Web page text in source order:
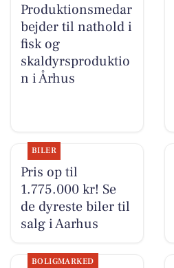
Produktionsmedar
bejder til nathold i
fisk og
skaldyrsproduktio
n i Århus
BILER
Pris op til
1.775.000 kr! Se
de dyreste biler til
salg i Aarhus
BOLIGMARKED